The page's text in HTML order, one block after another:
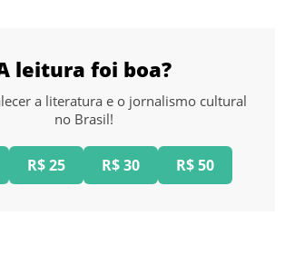
leitura foi boa?
a literatura e o jornalismo cultural
no Brasil!
R$ 25 R$ 30 R$ 50